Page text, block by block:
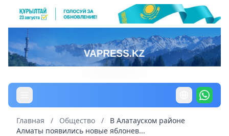
Главная / Общество /
В Алатауском районе
Алматы появились новые яблонев...